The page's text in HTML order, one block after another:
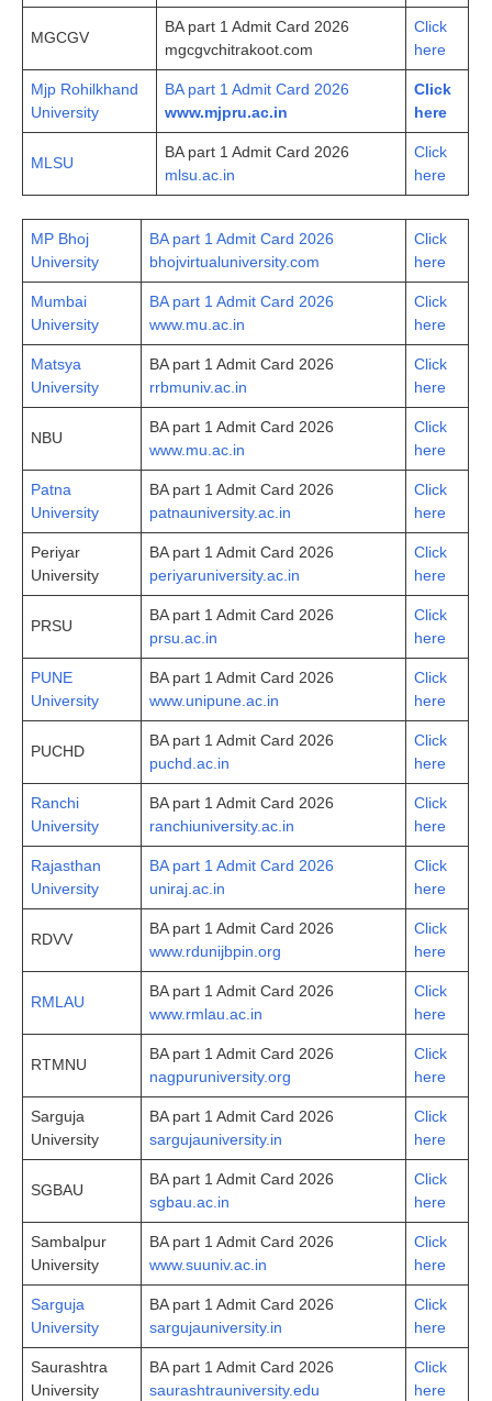
MGCGV
BA part 1 Admit Card 2026
mgcgvchitrakoot.com
Click
here
Mjp Rohilkhand
University
BA part 1 Admit Card 2026
www.mjpru.ac.in
Click
here
MLSU
BA part 1 Admit Card 2026
mlsu.ac.in
Click
here
MP Bhoj
University
BA part 1 Admit Card 2026
bhojvirtualuniversity.com
Click
here
Mumbai
University
BA part 1 Admit Card 2026
www.mu.ac.in
Click
here
Matsya
University
BA part 1 Admit Card 2026
rrbmuniv.ac.in
Click
here
NBU
BA part 1 Admit Card 2026
www.mu.ac.in
Click
here
Patna
University
BA part 1 Admit Card 2026
patnauniversity.ac.in
Click
here
Periyar
University
BA part 1 Admit Card 2026
periyaruniversity.ac.in
Click
here
PRSU
BA part 1 Admit Card 2026
prsu.ac.in
Click
here
PUNE
University
BA part 1 Admit Card 2026
www.unipune.ac.in
Click
here
PUCHD
BA part 1 Admit Card 2026
puchd.ac.in
Click
here
Ranchi
University
BA part 1 Admit Card 2026
ranchiuniversity.ac.in
Click
here
Rajasthan
University
BA part 1 Admit Card 2026
uniraj.ac.in
Click
here
RDVV
BA part 1 Admit Card 2026
www.rdunijbpin.org
Click
here
RMLAU
BA part 1 Admit Card 2026
www.rmlau.ac.in
Click
here
RTMNU
BA part 1 Admit Card 2026
nagpuruniversity.org
Click
here
Sarguja
University
BA part 1 Admit Card 2026
sargujauniversity.in
Click
here
SGBAU
BA part 1 Admit Card 2026
sgbau.ac.in
Click
here
Sambalpur
University
BA part 1 Admit Card 2026
www.suuniv.ac.in
Click
here
Sarguja
University
BA part 1 Admit Card 2026
sargujauniversity.in
Click
here
Saurashtra
University
BA part 1 Admit Card 2026
saurashtrauniversity.edu
Click
here